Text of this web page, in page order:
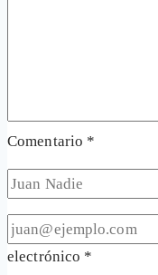
Comentario *
electrónico *